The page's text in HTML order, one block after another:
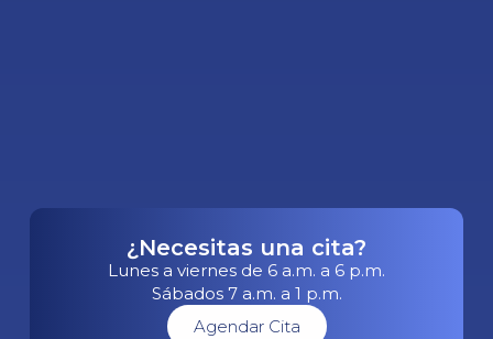
¿Necesitas una cita?
Lunes a viernes de 6 a.m. a 6 p.m.
Sábados 7 a.m. a 1 p.m.
Agendar Cita